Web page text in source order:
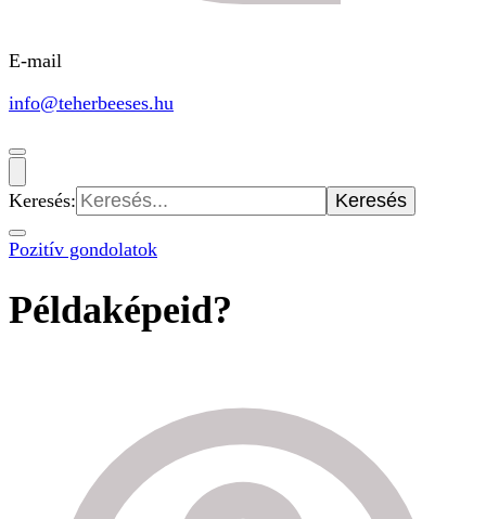
E-mail
info@teherbeeses.hu
Keresés:
Pozitív gondolatok
Példaképeid?